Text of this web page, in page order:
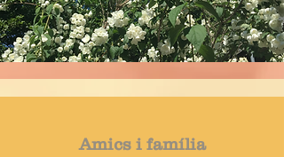
Amics i família